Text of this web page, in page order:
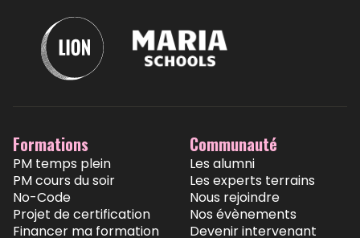
Formations
PM temps plein
PM cours du soir
No-Code
Projet de certification
Financer ma formation
Communauté
Les alumni
Les experts terrains
Nous rejoindre
Nos évènements
Devenir intervenant